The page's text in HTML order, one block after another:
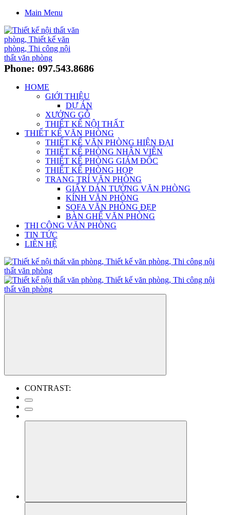
Main Menu
Phone: 097.543.8686
HOME
GIỚI THIỆU
DỰ ÁN
XƯỞNG GỖ
THIẾT KẾ NỘI THẤT
THIẾT KẾ VĂN PHÒNG
THIẾT KẾ VĂN PHÒNG HIỆN ĐẠI
THIẾT KẾ PHÒNG NHÂN VIÊN
THIẾT KẾ PHÒNG GIÁM ĐỐC
THIẾT KẾ PHÒNG HỌP
TRANG TRÍ VĂN PHÒNG
GIẤY DÁN TƯỜNG VĂN PHÒNG
KÍNH VĂN PHÒNG
SOFA VĂN PHÒNG ĐẸP
BÀN GHẾ VĂN PHÒNG
THI CÔNG VĂN PHÒNG
TIN TỨC
LIÊN HỆ
CONTRAST: